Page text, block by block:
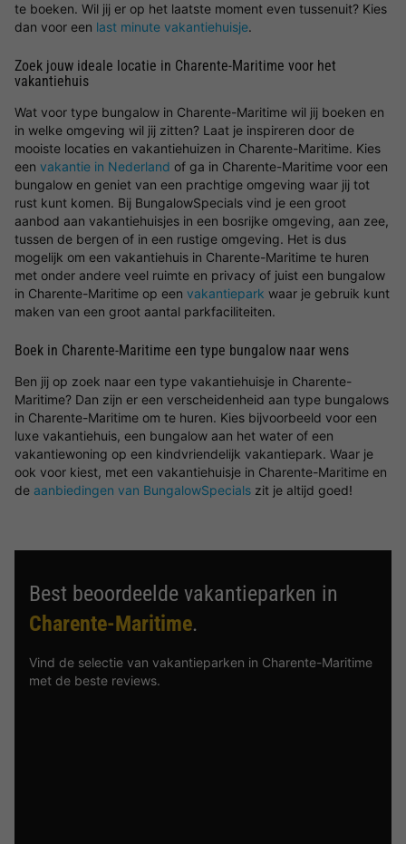
te boeken. Wil jij er op het laatste moment even tussenuit? Kies
dan voor een last minute vakantiehuisje.
Zoek jouw ideale locatie in Charente-Maritime voor het
vakantiehuis
Wat voor type bungalow in Charente-Maritime wil jij boeken en
in welke omgeving wil jij zitten? Laat je inspireren door de
mooiste locaties en vakantiehuizen in Charente-Maritime. Kies
een vakantie in Nederland of ga in Charente-Maritime voor een
bungalow en geniet van een prachtige omgeving waar jij tot
rust kunt komen. Bij BungalowSpecials vind je een groot
aanbod aan vakantiehuisjes in een bosrijke omgeving, aan zee,
tussen de bergen of in een rustige omgeving. Het is dus
mogelijk om een vakantiehuis in Charente-Maritime te huren
met onder andere veel ruimte en privacy of juist een bungalow
in Charente-Maritime op een vakantiepark waar je gebruik kunt
maken van een groot aantal parkfaciliteiten.
Boek in Charente-Maritime een type bungalow naar wens
Ben jij op zoek naar een type vakantiehuisje in Charente-
Maritime? Dan zijn er een verscheidenheid aan type bungalows
in Charente-Maritime om te huren. Kies bijvoorbeeld voor een
luxe vakantiehuis, een bungalow aan het water of een
vakantiewoning op een kindvriendelijk vakantiepark. Waar je
ook voor kiest, met een vakantiehuisje in Charente-Maritime en
de aanbiedingen van BungalowSpecials zit je altijd goed!
Best beoordeelde vakantieparken in
Charente-Maritime.
Vind de selectie van vakantieparken in Charente-Maritime
met de beste reviews.